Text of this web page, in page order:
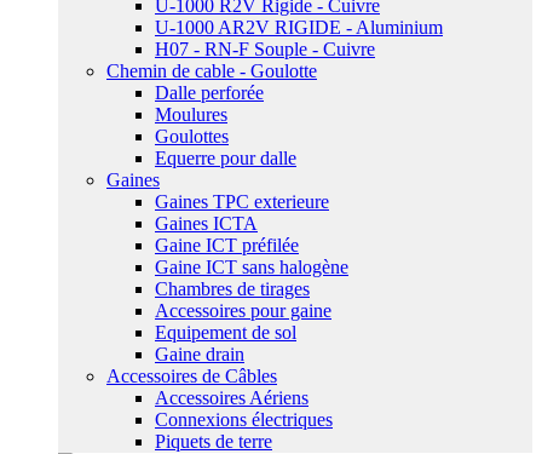
U-1000 R2V Rigide - Cuivre
U-1000 AR2V RIGIDE - Aluminium
H07 - RN-F Souple - Cuivre
Chemin de cable - Goulotte
Dalle perforée
Moulures
Goulottes
Equerre pour dalle
Gaines
Gaines TPC exterieure
Gaines ICTA
Gaine ICT préfilée
Gaine ICT sans halogène
Chambres de tirages
Accessoires pour gaine
Equipement de sol
Gaine drain
Accessoires de Câbles
Accessoires Aériens
Connexions électriques
Piquets de terre